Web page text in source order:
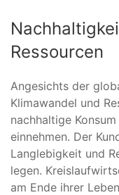
Ressourcen
Angesichts der
Klimawandel und
nachhaltige
einnehmen. Der
Langlebigkeit und
legen.
am Ende ihrer